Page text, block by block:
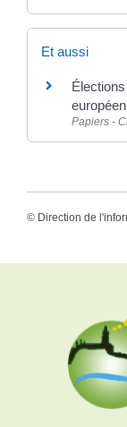
Et aussi
Papiers -
© Direction de